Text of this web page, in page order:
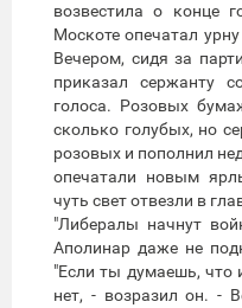
возвестила о конце
Москоте опечатал
Вечером, сидя за
приказал сержанту
голоса. Розовых
сколько голубых, но
розовых и пополнил
опечатали новым
чуть свет отвезли в
"Либералы начнут
Аполинар даже не
"Если ты думаешь, что
нет, - возразил он. -